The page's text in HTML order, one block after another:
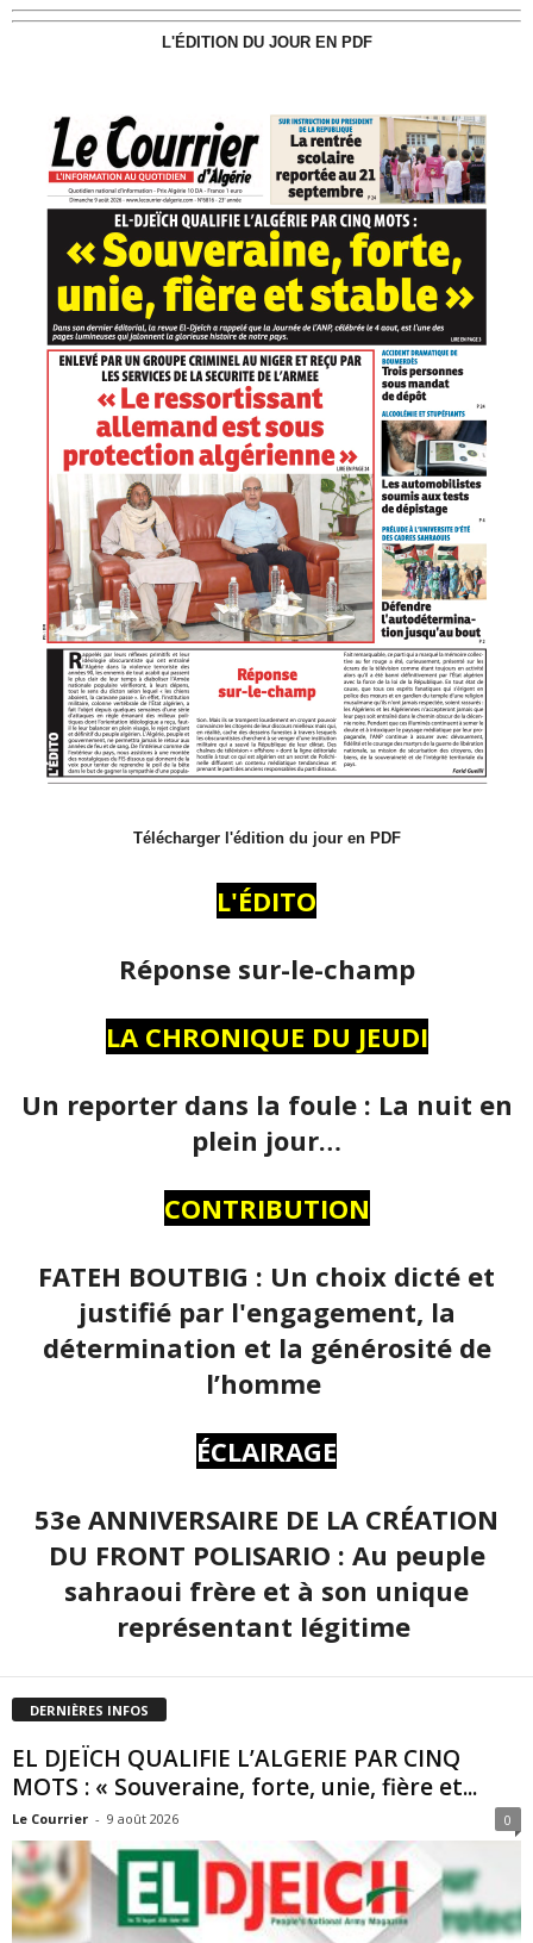
L'ÉDITION DU JOUR EN PDF
Télécharger l'édition du jour en PDF
L'ÉDITO
Réponse sur-le-champ
LA CHRONIQUE DU JEUDI
Un reporter dans la foule : La nuit en
plein jour…
CONTRIBUTION
FATEH BOUTBIG : Un choix dicté et
justifié par l'engagement, la
détermination et la générosité de
l’homme
ÉCLAIRAGE
53e ANNIVERSAIRE DE LA CRÉATION
DU FRONT POLISARIO : Au peuple
sahraoui frère et à son unique
représentant légitime
DERNIÈRES INFOS
EL DJEÏCH QUALIFIE L’ALGERIE PAR CINQ
MOTS : « Souveraine, forte, unie, fière et...
Le Courrier - 9 août 2026 0